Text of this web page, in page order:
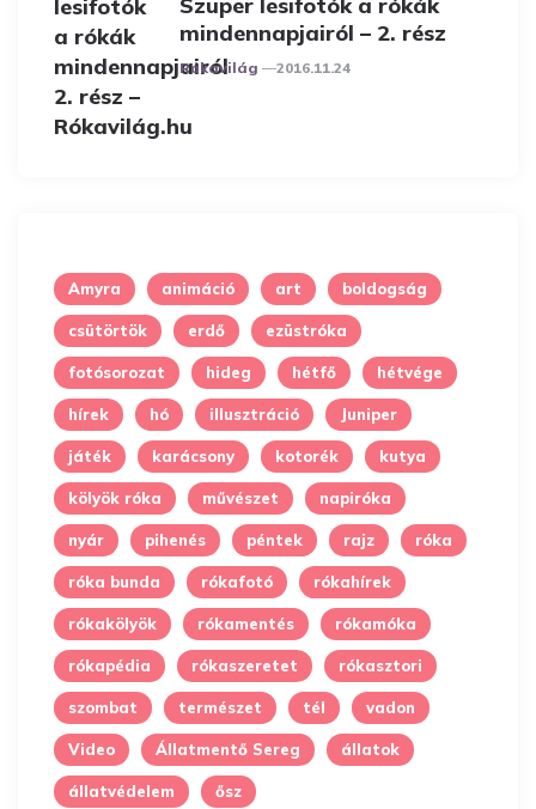
Szuper lesifotók a rókák
mindennapjairól – 2. rész
Posted
Rókavilág 2016.11.24
Amyra animáció art boldogság
csütörtök erdő ezüstróka
fotósorozat hideg hétfő hétvége
hírek hó illusztráció Juniper
játék karácsony kotorék kutya
kölyök róka művészet napiróka
nyár pihenés péntek rajz róka
róka bunda rókafotó rókahírek
rókakölyök rókamentés rókamóka
rókapédia rókaszeretet rókasztori
szombat természet tél vadon
Video Állatmentő Sereg állatok
állatvédelem ősz